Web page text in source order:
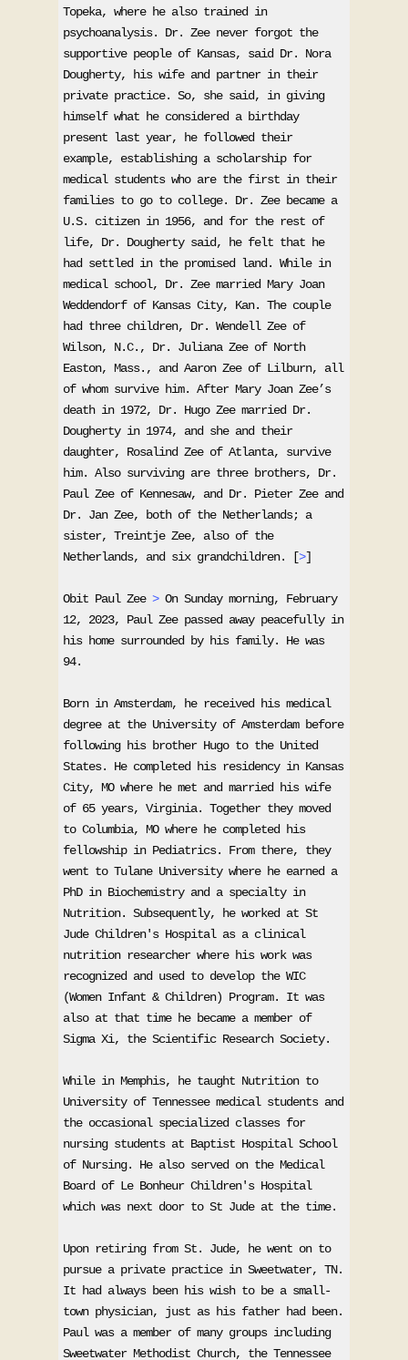
Topeka, where he also trained in
psychoanalysis. Dr. Zee never forgot the
supportive people of Kansas, said Dr. Nora
Dougherty, his wife and partner in their
private practice. So, she said, in giving
himself what he considered a birthday
present last year, he followed their
example, establishing a scholarship for
medical students who are the first in their
families to go to college. Dr. Zee became a
U.S. citizen in 1956, and for the rest of
life, Dr. Dougherty said, he felt that he
had settled in the promised land. While in
medical school, Dr. Zee married Mary Joan
Weddendorf of Kansas City, Kan. The couple
had three children, Dr. Wendell Zee of
Wilson, N.C., Dr. Juliana Zee of North
Easton, Mass., and Aaron Zee of Lilburn, all
of whom survive him. After Mary Joan Zee’s
death in 1972, Dr. Hugo Zee married Dr.
Dougherty in 1974, and she and their
daughter, Rosalind Zee of Atlanta, survive
him. Also surviving are three brothers, Dr.
Paul Zee of Kennesaw, and Dr. Pieter Zee and
Dr. Jan Zee, both of the Netherlands; a
sister, Treintje Zee, also of the
Netherlands, and six grandchildren. [>]
Obit Paul Zee > On Sunday morning, February
12, 2023, Paul Zee passed away peacefully in
his home surrounded by his family. He was
94.
Born in Amsterdam, he received his medical
degree at the University of Amsterdam before
following his brother Hugo to the United
States. He completed his residency in Kansas
City, MO where he met and married his wife
of 65 years, Virginia. Together they moved
to Columbia, MO where he completed his
fellowship in Pediatrics. From there, they
went to Tulane University where he earned a
PhD in Biochemistry and a specialty in
Nutrition. Subsequently, he worked at St
Jude Children's Hospital as a clinical
nutrition researcher where his work was
recognized and used to develop the WIC
(Women Infant & Children) Program. It was
also at that time he became a member of
Sigma Xi, the Scientific Research Society.
While in Memphis, he taught Nutrition to
University of Tennessee medical students and
the occasional specialized classes for
nursing students at Baptist Hospital School
of Nursing. He also served on the Medical
Board of Le Bonheur Children's Hospital
which was next door to St Jude at the time.
Upon retiring from St. Jude, he went on to
pursue a private practice in Sweetwater, TN.
It had always been his wish to be a small-
town physician, just as his father had been.
Paul was a member of many groups including
Sweetwater Methodist Church, the Tennessee